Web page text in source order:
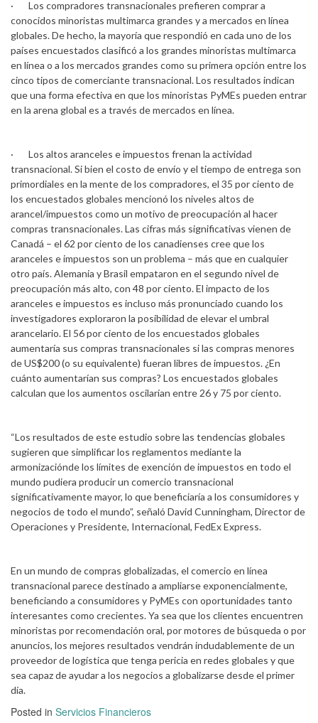
· Los compradores transnacionales prefieren comprar a
conocidos minoristas multimarca grandes y a mercados en línea
globales. De hecho, la mayoría que respondió en cada uno de los
países encuestados clasificó a los grandes minoristas multimarca
en línea o a los mercados grandes como su primera opción entre los
cinco tipos de comerciante transnacional. Los resultados indican
que una forma efectiva en que los minoristas PyMEs pueden entrar
en la arena global es a través de mercados en línea.
· Los altos aranceles e impuestos frenan la actividad
transnacional. Si bien el costo de envío y el tiempo de entrega son
primordiales en la mente de los compradores, el 35 por ciento de
los encuestados globales mencionó los niveles altos de
arancel/impuestos como un motivo de preocupación al hacer
compras transnacionales. Las cifras más significativas vienen de
Canadá – el 62 por ciento de los canadienses cree que los
aranceles e impuestos son un problema – más que en cualquier
otro país. Alemania y Brasil empataron en el segundo nivel de
preocupación más alto, con 48 por ciento. El impacto de los
aranceles e impuestos es incluso más pronunciado cuando los
investigadores exploraron la posibilidad de elevar el umbral
arancelario. El 56 por ciento de los encuestados globales
aumentaría sus compras transnacionales si las compras menores
de US$200 (o su equivalente) fueran libres de impuestos. ¿En
cuánto aumentarían sus compras? Los encuestados globales
calculan que los aumentos oscilarían entre 26 y 75 por ciento.
“Los resultados de este estudio sobre las tendencias globales
sugieren que simplificar los reglamentos mediante la
armonizaciónde los límites de exención de impuestos en todo el
mundo pudiera producir un comercio transnacional
significativamente mayor, lo que beneficiaría a los consumidores y
negocios de todo el mundo”, señaló David Cunningham, Director de
Operaciones y Presidente, Internacional, FedEx Express.
En un mundo de compras globalizadas, el comercio en línea
transnacional parece destinado a ampliarse exponencialmente,
beneficiando a consumidores y PyMEs con oportunidades tanto
interesantes como crecientes. Ya sea que los clientes encuentren
minoristas por recomendación oral, por motores de búsqueda o por
anuncios, los mejores resultados vendrán indudablemente de un
proveedor de logística que tenga pericia en redes globales y que
sea capaz de ayudar a los negocios a globalizarse desde el primer
día.
Posted in Servicios Financieros